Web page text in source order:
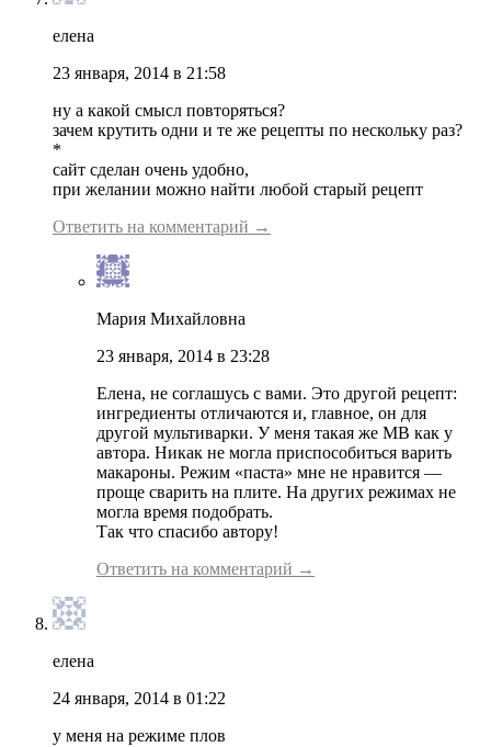
елена
23 января, 2014 в 21:58
ну а какой смысл повторяться?
зачем крутить одни и те же рецепты по нескольку раз?
*
сайт сделан очень удобно,
при желании можно найти любой старый рецепт
Ответить на комментарий →
Мария Михайловна
23 января, 2014 в 23:28
Елена, не соглашусь с вами. Это другой рецепт:
ингредиенты отличаются и, главное, он для
другой мультиварки. У меня такая же МВ как у
автора. Никак не могла приспособиться варить
макароны. Режим «паста» мне не нравится —
проще сварить на плите. На других режимах не
могла время подобрать.
Так что спасибо автору!
Ответить на комментарий →
елена
24 января, 2014 в 01:22
у меня на режиме плов